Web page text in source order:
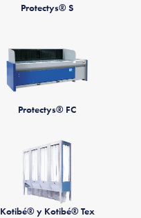
Protectys® S
Protectys® FC
Kotibé® y Kotibé® Tex